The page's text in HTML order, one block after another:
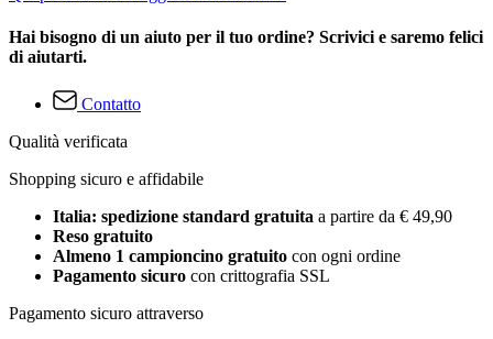
Hai bisogno di un aiuto per il tuo ordine? Scrivici e saremo felici
di aiutarti.
Contatto
Qualità verificata
Shopping sicuro e affidabile
Italia: spedizione standard gratuita a partire da € 49,90
Reso gratuito
Almeno 1 campioncino gratuito con ogni ordine
Pagamento sicuro con crittografia SSL
Pagamento sicuro attraverso